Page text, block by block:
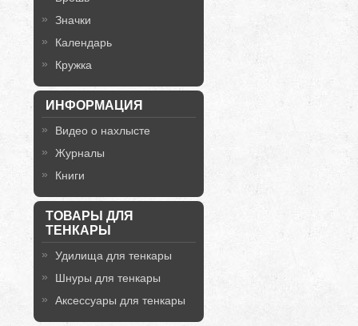
Значки
Календарь
Кружка
ИНФОРМАЦИЯ
Видео о нахлысте
Журналы
Книги
ТОВАРЫ ДЛЯ
ТЕНКАРЫ
Удилища для тенкары
Шнуры для тенкары
Аксессуары для тенкары